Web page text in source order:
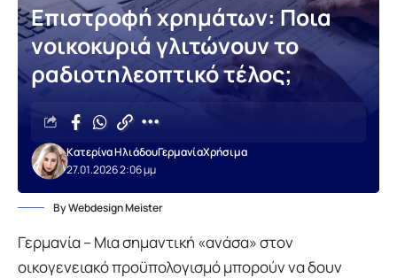
Επιστροφή χρημάτων: Ποια
νοικοκυριά γλιτώνουν το
ραδιοτηλεοπτικό τέλος;
27.01.2026 2:06 μμ
Κατερίνα ΗλιάδουΓερμανίαΧρήσιμα
By Webdesign Meister
Γερμανία – Μια σημαντική «ανάσα» στον
οικογενειακό προϋπολογισμό μπορούν να δουν